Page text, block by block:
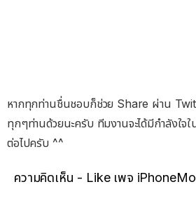
หากทุกท่านชื่นชอบก็ช่วย Share ผ่าน
ทุกๆท่านด้วยนะครับ ทีมงานจะได้มีกำลังใจ
ต่อไปครับ ^^
ความคิดเห็น - Like เพจ